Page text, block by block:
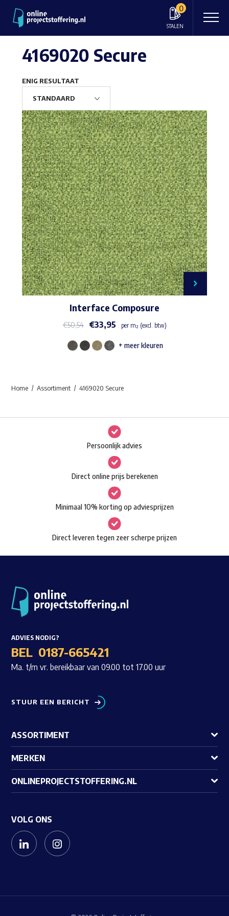
0
STALEN
Waar ben je naar op zoek?
4169020 Secure
ENIG RESULTAAT
Interface Composure
€50,54 €33,95 per m² (excl. btw)
Dit
Deze
optie
kan
gekozen
worden
op
de
productpagina
+ meer kleuren
Home Assortiment 4169020 Secure
Persoonlijk advies
Direct online prijs berekenen
Minimaal 10% korting op adviesprijzen
Direct leveren tegen zeer scherpe prijzen
ADVIES NODIG?
BEL 0187-665421
Ma. t/m vr. bereikbaar van 09.00 tot 17.00 uur
STUUR EEN BERICHT
ASSORTIMENT
MERKEN
ONLINEPROJECTSTOFFERING.NL
VOLG ONS